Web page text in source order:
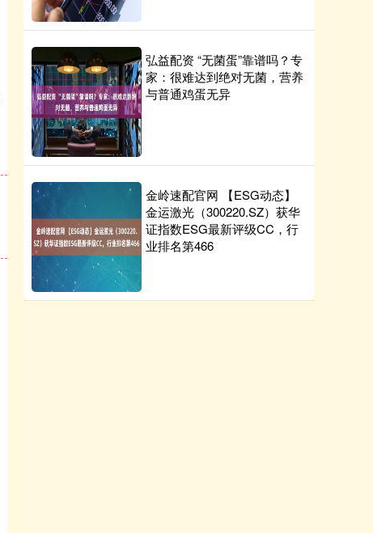
弘益配资 “无菌蛋”靠谱吗？专
家：很难达到绝对无菌，营养
与普通鸡蛋无异
金岭速配官网 【ESG动态】
金运激光（300220.SZ）获华
证指数ESG最新评级CC，行
业排名第466